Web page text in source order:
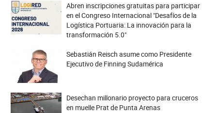
Abren inscripciones gratuitas para participar
en el Congreso Internacional "Desafíos de la
Logística Portuaria: La innovación para la
transformación 5.0"
Sebastián Reisch asume como Presidente
Ejecutivo de Finning Sudamérica
Desechan millonario proyecto para cruceros
en muelle Prat de Punta Arenas